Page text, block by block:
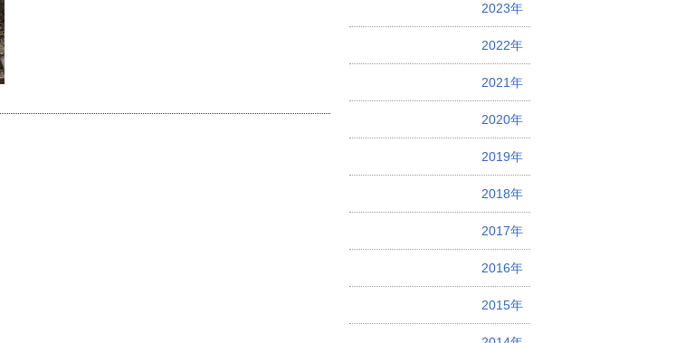
2023年
2022年
2021年
2020年
2019年
2018年
2017年
2016年
2015年